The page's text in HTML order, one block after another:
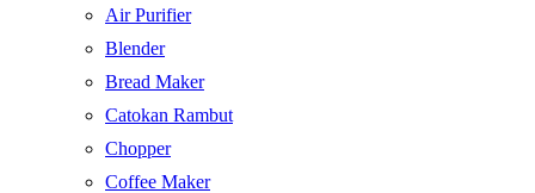
Air Purifier
Blender
Bread Maker
Catokan Rambut
Chopper
Coffee Maker